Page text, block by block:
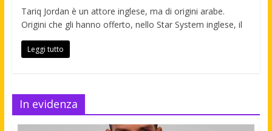
Tariq Jordan è un attore inglese, ma di origini arabe.
Origini che gli hanno offerto, nello Star System inglese, il
Leggi tutto
In evidenza